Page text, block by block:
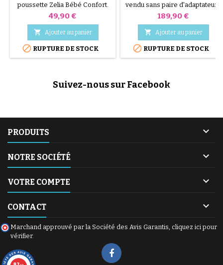
poussette Zelia Bébé Confort.
Permet de fixer: Cabriofix
Prix
49,90 €
 Ajouter au panier
 RUPTURE DE STOCK
vendu sans paire d'adaptateurs
Prix
189,90 €
 Ajouter au panier
 RUPTURE DE STOCK
Suivez-nous sur Facebook
PRODUITS 
NOTRE SOCIÉTÉ 
VOTRE COMPTE 
CONTACT 
Marchand approuvé par la Société des Avis Garantis, cliquez ici pour
vérifier.